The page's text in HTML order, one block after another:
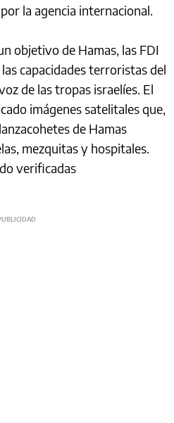
la agencia internacional.
objetivo de Hamas, las FDI
capacidades terroristas del
de las tropas israelíes. El
imágenes satelitales que,
de Hamas
mezquitas y hospitales.
verificadas